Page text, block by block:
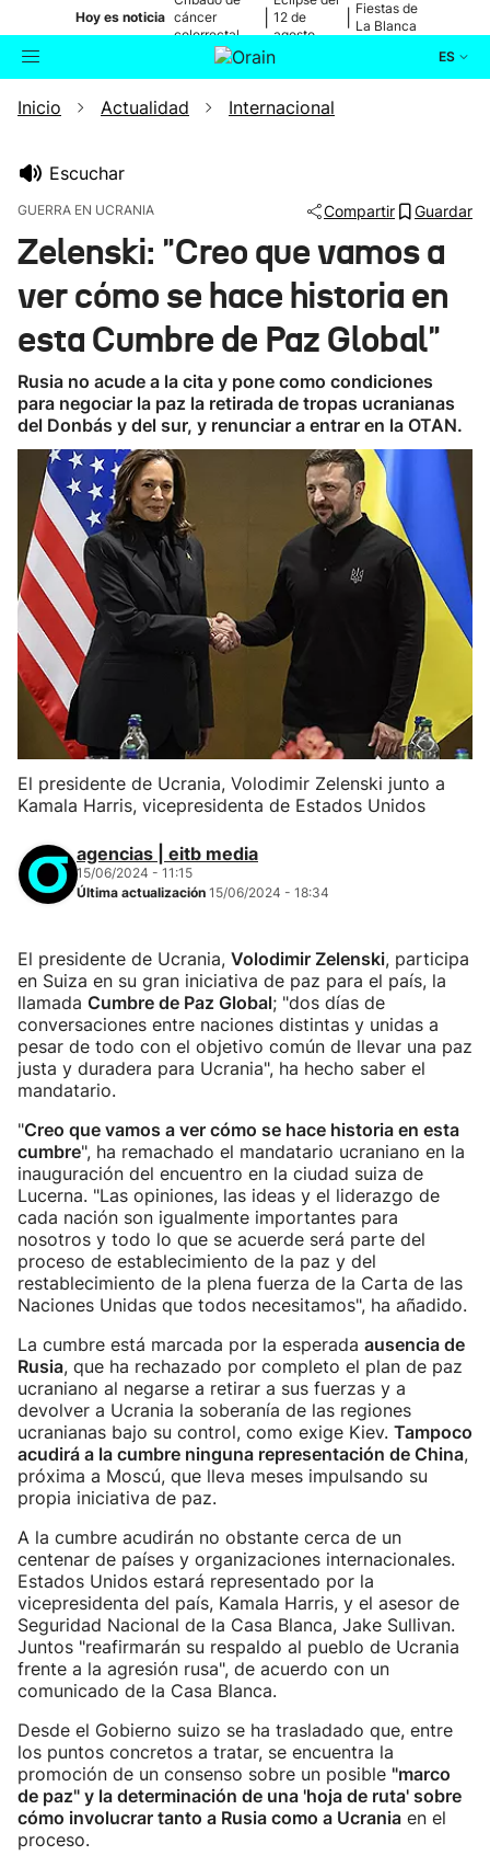
Hoy es noticia cáncer
colorrectal
12 de
agosto
Fiestas de
La Blanca
ES
Buscador Actualidad
Ikusmiran
Eguraldia
Inicio Actualidad Internacional
Escuchar
GUERRA EN UCRANIA Compartir Guardar
Zelenski: "Creo que vamos a
ver cómo se hace historia en
esta Cumbre de Paz Global"
Rusia no acude a la cita y pone como condiciones
para negociar la paz la retirada de tropas ucranianas
del Donbás y del sur, y renunciar a entrar en la OTAN.
El presidente de Ucrania, Volodimir Zelenski junto a
Kamala Harris, vicepresidenta de Estados Unidos
agencias | eitb media
15/06/2024 - 11:15
Última actualización 15/06/2024 - 18:34
El presidente de Ucrania, Volodimir Zelenski, participa
en Suiza en su gran iniciativa de paz para el país, la
llamada Cumbre de Paz Global; "dos días de
conversaciones entre naciones distintas y unidas a
pesar de todo con el objetivo común de llevar una paz
justa y duradera para Ucrania", ha hecho saber el
mandatario.
"Creo que vamos a ver cómo se hace historia en esta
cumbre", ha remachado el mandatario ucraniano en la
inauguración del encuentro en la ciudad suiza de
Lucerna. "Las opiniones, las ideas y el liderazgo de
cada nación son igualmente importantes para
nosotros y todo lo que se acuerde será parte del
proceso de establecimiento de la paz y del
restablecimiento de la plena fuerza de la Carta de las
Naciones Unidas que todos necesitamos", ha añadido.
La cumbre está marcada por la esperada ausencia de
Rusia, que ha rechazado por completo el plan de paz
ucraniano al negarse a retirar a sus fuerzas y a
devolver a Ucrania la soberanía de las regiones
ucranianas bajo su control, como exige Kiev. Tampoco
acudirá a la cumbre ninguna representación de China,
próxima a Moscú, que lleva meses impulsando su
propia iniciativa de paz.
A la cumbre acudirán no obstante cerca de un
centenar de países y organizaciones internacionales.
Estados Unidos estará representado por la
vicepresidenta del país, Kamala Harris, y el asesor de
Seguridad Nacional de la Casa Blanca, Jake Sullivan.
Juntos "reafirmarán su respaldo al pueblo de Ucrania
frente a la agresión rusa", de acuerdo con un
comunicado de la Casa Blanca.
Desde el Gobierno suizo se ha trasladado que, entre
los puntos concretos a tratar, se encuentra la
promoción de un consenso sobre un posible "marco
de paz" y la determinación de una 'hoja de ruta' sobre
cómo involucrar tanto a Rusia como a Ucrania en el
proceso.